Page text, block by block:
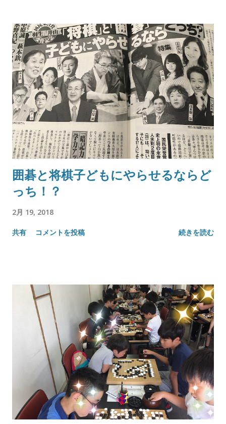
囲碁と将棋子どもにやらせるならど
っち！？
2月 19, 2018
共有 コメントを投稿 続きを読む